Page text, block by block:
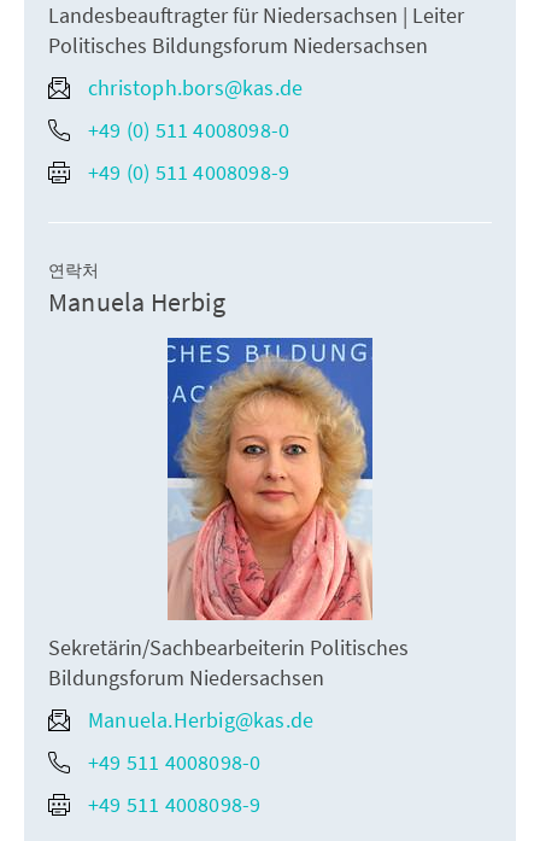
Landesbeauftragter für Niedersachsen | Leiter
Politisches Bildungsforum Niedersachsen
christoph.bors@kas.de
+49 (0) 511 4008098-0
+49 (0) 511 4008098-9
연락처
Manuela Herbig
Sekretärin/Sachbearbeiterin Politisches
Bildungsforum Niedersachsen
Manuela.Herbig@kas.de
+49 511 4008098-0
+49 511 4008098-9